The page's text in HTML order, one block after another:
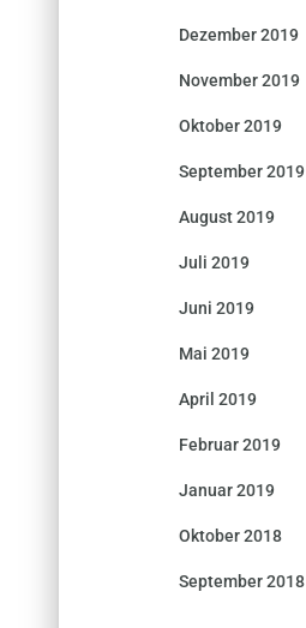
Dezember 2019
November 2019
Oktober 2019
September 2019
August 2019
Juli 2019
Juni 2019
Mai 2019
April 2019
Februar 2019
Januar 2019
Oktober 2018
September 2018